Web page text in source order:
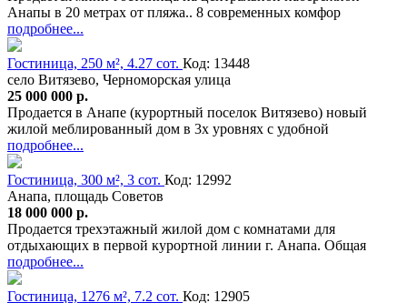
Анапы в 20 метрах от пляжа.. 8 современных комфор
подробнее...
Гостиница, 250 м², 4.27 сот. Код: 13448
село Витязево, Черноморская улица
25 000 000 р.
Продается в Анапе (курортный поселок Витязево) новый
жилой меблированный дом в 3х уровнях с удобной
подробнее...
Гостиница, 300 м², 3 сот. Код: 12992
Анапа, площадь Советов
18 000 000 р.
Продается трехэтажный жилой дом с комнатами для
отдыхающих в первой курортной линии г. Анапа. Общая
подробнее...
Гостиница, 1276 м², 7.2 сот. Код: 12905